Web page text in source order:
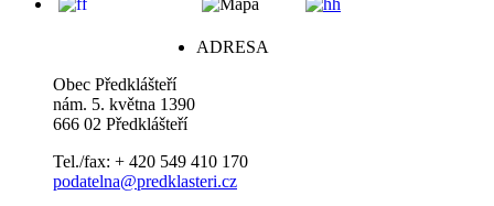
ADRESA
Obec Předklášteří
nám. 5. května 1390
666 02 Předklášteří
Tel./fax: + 420 549 410 170
podatelna@predklasteri.cz